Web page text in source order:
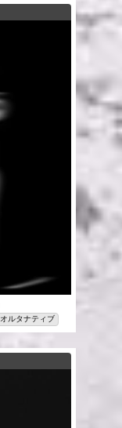
オルタナティブ